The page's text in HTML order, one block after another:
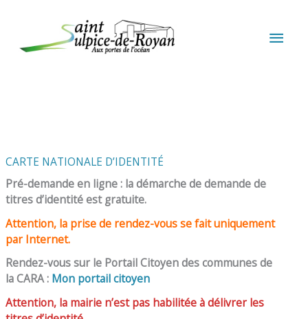
CARTE NATIONALE D’IDENTITÉ
Pré-demande en ligne : la démarche de demande de
titres d’identité est gratuite.
Attention, la prise de rendez-vous se fait uniquement
par Internet.
Rendez-vous sur le Portail Citoyen des communes de
la CARA : Mon portail citoyen
Attention, la mairie n’est pas habilitée à délivrer les